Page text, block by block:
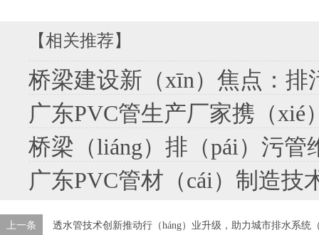
【相关推荐】
桥梁建设新（xīn）焦点：排污管道设计
广东PVC管生产厂家携（xié）手共
桥梁（liáng）排（pái）污管维护技术提（tí）升：
广东PVC管材（cái）制造技术创
上一条 透水管技术创新推动行（háng）业升级，助力城市排水系统